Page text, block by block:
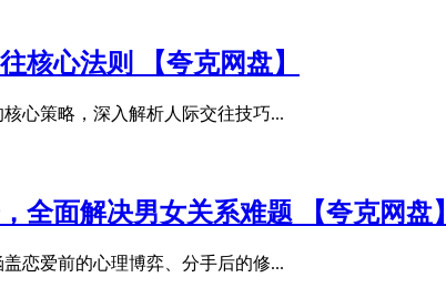
核心法则 【夸克网盘】
心策略，深入解析人际交往技巧...
全面解决男女关系难题 【夸克网盘】
恋爱前的心理博弈、分手后的修...